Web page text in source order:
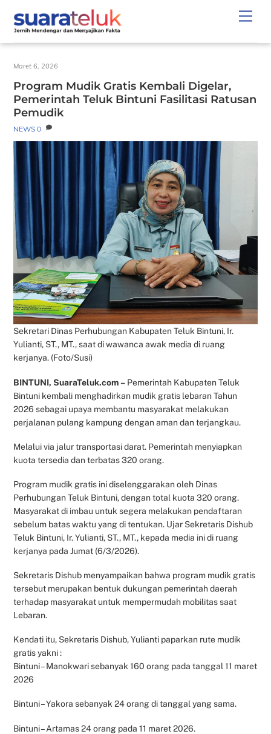
content
Maret 6, 2026
Program Mudik Gratis Kembali Digelar,
Pemerintah Teluk Bintuni Fasilitasi Ratusan
Pemudik
NEWS 0
Sekretari Dinas Perhubungan Kabupaten Teluk Bintuni, Ir.
Yulianti, ST., MT., saat di wawanca awak media di ruang
kerjanya. (Foto/Susi)
BINTUNI, SuaraTeluk.com – Pemerintah Kabupaten Teluk
Bintuni kembali menghadirkan mudik gratis lebaran Tahun
2026 sebagai upaya membantu masyarakat melakukan
perjalanan pulang kampung dengan aman dan terjangkau.
Melalui via jalur transportasi darat. Pemerintah menyiapkan
kuota tersedia dan terbatas 320 orang.
Program mudik gratis ini diselenggarakan oleh Dinas
Perhubungan Teluk Bintuni, dengan total kuota 320 orang.
Masyarakat di imbau untuk segera melakukan pendaftaran
sebelum batas waktu yang di tentukan. Ujar Sekretaris Dishub
Teluk Bintuni, Ir. Yulianti, ST., MT., kepada media ini di ruang
kerjanya pada Jumat (6/3/2026).
Sekretaris Dishub menyampaikan bahwa program mudik gratis
tersebut merupakan bentuk dukungan pemerintah daerah
terhadap masyarakat untuk mempermudah mobilitas saat
Lebaran.
Kendati itu, Sekretaris Dishub, Yulianti paparkan rute mudik
gratis yakni :
Bintuni – Manokwari sebanyak 160 orang pada tanggal 11 maret
2026
Bintuni – Yakora sebanyak 24 orang di tanggal yang sama.
Bintuni – Artamas 24 orang pada 11 maret 2026.